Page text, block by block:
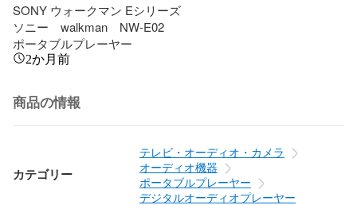
SONY ウォークマン Eシリーズ
ソニー　walkman　NW-E02
ポータブルプレーヤー
2か月前
商品の情報
カテゴリー
テレビ・オーディオ・カメラ
オーディオ機器
ポータブルプレーヤー
デジタルオーディオプレーヤー